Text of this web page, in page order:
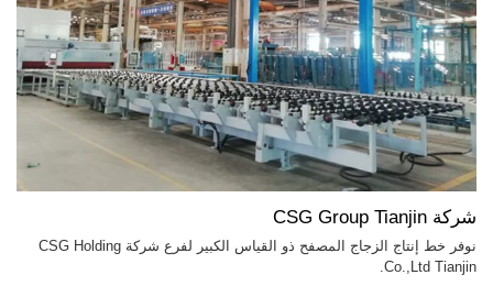
شركة CSG Group Tianjin
نوفر خط إنتاج الزجاج المصفح ذو القياس الكبير لفرع شركة CSG Holding
Co.,Ltd Tianjin.